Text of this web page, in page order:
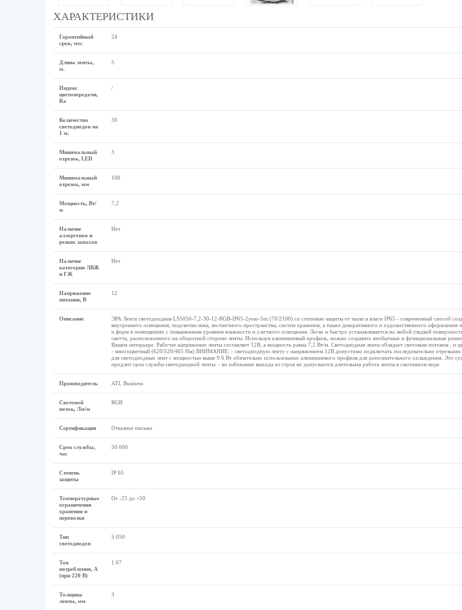
ХАРАКТЕРИСТИКИ
Гарантийный
срок, мес
24
Длина ленты,
м.
5
Индекс
цветопередачи,
Ra
/
Количество
светодиодов на
1 м.
30
Минимальный
отрезок, LED
3
Минимальный
отрезок, мм
100
Мощность, Вт/
м
7,2
Наличие
аллергенов и
резких запахов
Нет
Наличие
категории ЛВЖ
и ГЖ
Нет
Напряжение
питания, В
12
Описание
ЭРА Лента светодиодная LS5050-7,2-30-12-RGB-IP65-2year-5m (70/2100) со степенью защиты от пыли и влаги IP65 - современный способ
внутреннего освещения, подсветки ниш, лестничного пространства, систем хранения, а также декоративного и художественного оформления
и форм в помещениях с повышенным уровнем влажности и уличного освещения. Легко и быстро устанавливается на любой гладкой
скотча, расположенного на оборотной стороне ленты. Используя алюминиевый профиль, можно создавать необычные и функциональные
Вашем интерьере. Рабочее напряжение ленты составляет 12В, а мощность равна 7,2 Вт/м. Светодиодная лента обладает световым потоком , и
- многоцветный (620/520/465 Нм) ВНИМАНИЕ: - светодиодную ленту с напряжением 12В допустимо подключать последовательно отрезками
для светодиодных лент с мощностью выше 9.6 Вт обязательно использование алюминиевого профиля для дополнительного охлаждения. Это
продлит срок службы светодиодной ленты. - во избежание выхода из строя не допускается длительная работа ленты в смотанном виде
Производитель ATL Business
Световой
поток, Лм/м
RGB
Сертификация Отказное письмо
Срок службы,
час
50 000
Степень
защиты
IP 65
Температурные
ограничения
хранения и
перевозки
От -25 до +50
Тип
светодиодов
5 050
Ток
потребления, А
(при 220 В)
1.67
Толщина
ленты, мм
3